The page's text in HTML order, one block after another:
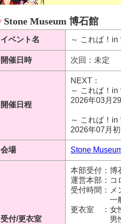
Stone Museum 博石館
イベント名 ～ これぱ！in
開催日時 次回：未定
開催日程
NEXT：
～ これぱ！in
2026年03月
～ これぱ！in
2026年07月
会場 Stone
受付/更衣室
本部受付：博
運営本部：コ
受付時間：
一般 /
更衣室 ：女
男性 /